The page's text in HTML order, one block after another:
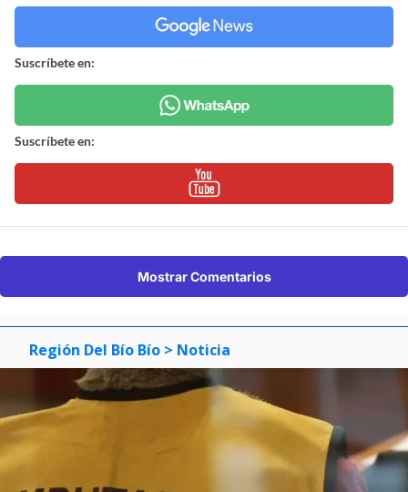
Suscríbete en:
Suscríbete en:
Mostrar Comentarios
Región Del Bío Bío > Noticia